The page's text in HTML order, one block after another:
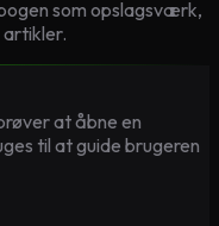
som opslagsværk,
at åbne en
til at guide brugeren